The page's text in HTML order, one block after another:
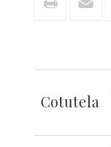
Cotutela